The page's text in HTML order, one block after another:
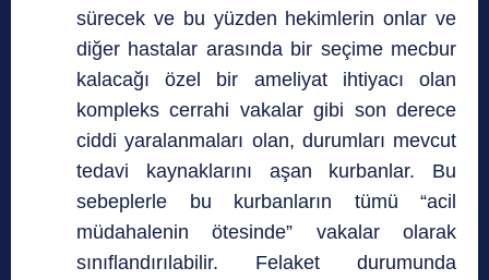
sürecek ve bu yüzden hekimlerin onlar ve
diğer hastalar arasında bir seçime mecbur
kalacağı özel bir ameliyat ihtiyacı olan
kompleks cerrahi vakalar gibi son derece
ciddi yaralanmaları olan, durumları mevcut
tedavi kaynaklarını aşan kurbanlar. Bu
sebeplerle bu kurbanların tümü “acil
müdahalenin ötesinde” vakalar olarak
sınıflandırılabilir. Felaket durumunda